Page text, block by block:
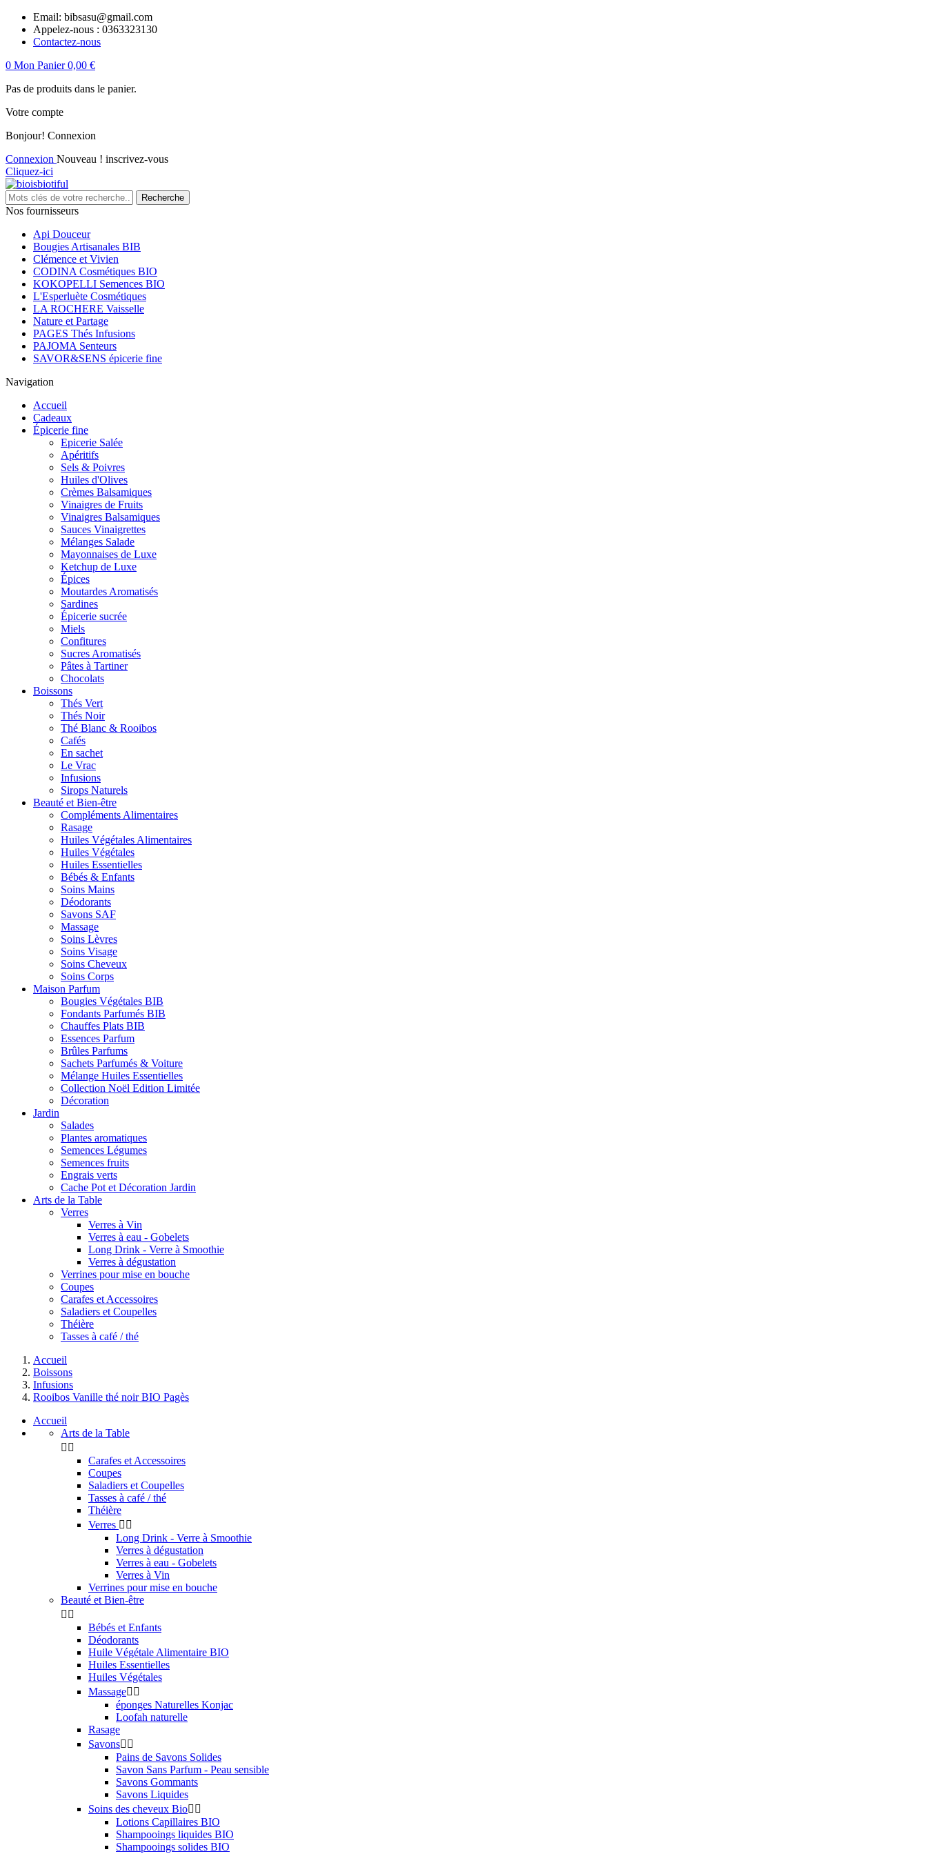
Email: bibsasu@gmail.com
Appelez-nous : 0363323130
Contactez-nous
0 Mon Panier 0,00 €
Pas de produits dans le panier.
Votre compte
Bonjour! Connexion
Connexion Nouveau ! inscrivez-vous
Cliquez-ici
Recherche
Nos fournisseurs
Api Douceur
Bougies Artisanales BIB
Clémence et Vivien
CODINA Cosmétiques BIO
KOKOPELLI Semences BIO
L'Esperluète Cosmétiques
LA ROCHERE Vaisselle
Nature et Partage
PAGES Thés Infusions
PAJOMA Senteurs
SAVOR&SENS épicerie fine
Navigation
Accueil
Cadeaux
Épicerie fine
Epicerie Salée
Apéritifs
Sels & Poivres
Huiles d'Olives
Crèmes Balsamiques
Vinaigres de Fruits
Vinaigres Balsamiques
Sauces Vinaigrettes
Mélanges Salade
Mayonnaises de Luxe
Ketchup de Luxe
Épices
Moutardes Aromatisés
Sardines
Épicerie sucrée
Miels
Confitures
Sucres Aromatisés
Pâtes à Tartiner
Chocolats
Boissons
Thés Vert
Thés Noir
Thé Blanc & Rooibos
Cafés
En sachet
Le Vrac
Infusions
Sirops Naturels
Beauté et Bien-être
Compléments Alimentaires
Rasage
Huiles Végétales Alimentaires
Huiles Végétales
Huiles Essentielles
Bébés & Enfants
Soins Mains
Déodorants
Savons SAF
Massage
Soins Lèvres
Soins Visage
Soins Cheveux
Soins Corps
Maison Parfum
Bougies Végétales BIB
Fondants Parfumés BIB
Chauffes Plats BIB
Essences Parfum
Brûles Parfums
Sachets Parfumés & Voiture
Mélange Huiles Essentielles
Collection Noël Edition Limitée
Décoration
Jardin
Salades
Plantes aromatiques
Semences Légumes
Semences fruits
Engrais verts
Cache Pot et Décoration Jardin
Arts de la Table
Verres
Verres à Vin
Verres à eau - Gobelets
Long Drink - Verre à Smoothie
Verres à dégustation
Verrines pour mise en bouche
Coupes
Carafes et Accessoires
Saladiers et Coupelles
Théière
Tasses à café / thé
Accueil
Boissons
Infusions
Rooibos Vanille thé noir BIO Pagès
Accueil
Arts de la Table
 
Carafes et Accessoires
Coupes
Saladiers et Coupelles
Tasses à café / thé
Théière
Verres  
Long Drink - Verre à Smoothie
Verres à dégustation
Verres à eau - Gobelets
Verres à Vin
Verrines pour mise en bouche
Beauté et Bien-être
 
Bébés et Enfants
Déodorants
Huile Végétale Alimentaire BIO
Huiles Essentielles
Huiles Végétales
Massage 
éponges Naturelles Konjac
Loofah naturelle
Rasage
Savons 
Pains de Savons Solides
Savon Sans Parfum - Peau sensible
Savons Gommants
Savons Liquides
Soins des cheveux Bio 
Lotions Capillaires BIO
Shampooings liquides BIO
Shampooings solides BIO